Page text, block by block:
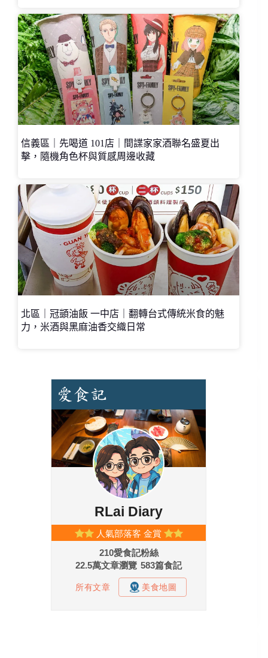
信義區｜先喝道 101店｜間諜家家酒聯名盛夏出
擊，隨機角色杯與質感周邊收藏
北區｜冠顗油飯 一中店｜翻轉台式傳統米食的魅
力，米酒與黑麻油香交織日常